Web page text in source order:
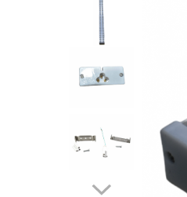
Ghirlande luminoase
Modul Led pentru aplica
Tub Neon Fluorescent (Clasic)
Tub Neon LED
Corpuri de iluminat